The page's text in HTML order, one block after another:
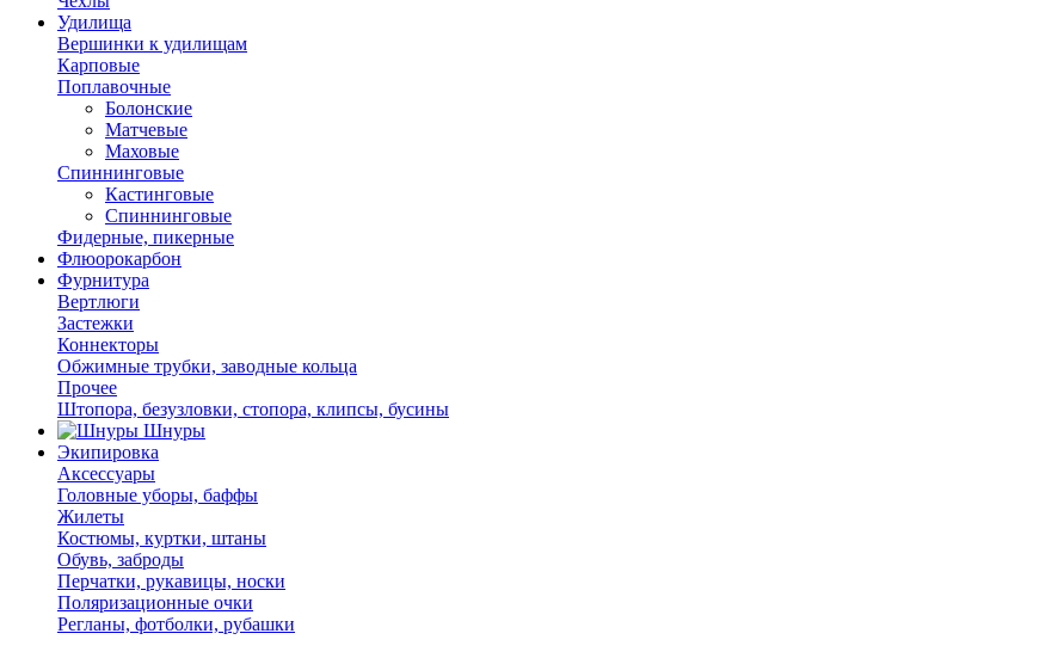
Удилища
Вершинки к удилищам
Карповые
Поплавочные
Болонские
Матчевые
Маховые
Спиннинговые
Кастинговые
Спиннинговые
Фидерные, пикерные
Флюорокарбон
Фурнитура
Вертлюги
Застежки
Коннекторы
Обжимные трубки, заводные кольца
Прочее
Штопора, безузловки, стопора, клипсы, бусины
Шнуры
Экипировка
Аксессуары
Головные уборы, баффы
Жилеты
Костюмы, куртки, штаны
Обувь, заброды
Перчатки, рукавицы, носки
Поляризационные очки
Регланы, фотболки, рубашки